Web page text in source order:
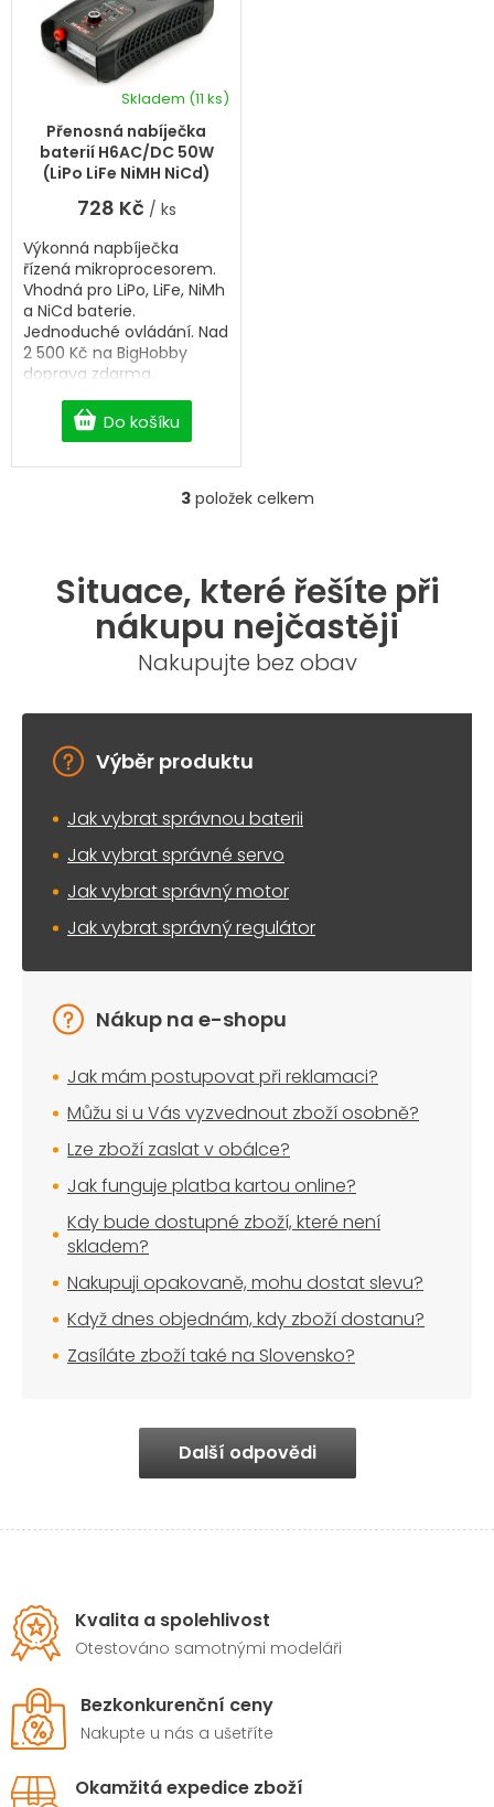
Přenosná nabíječka
baterií H6AC/DC 50W
(LiPo LiFe NiMH NiCd)
Skladem (11 ks)
728 Kč / ks
Do košíku
Výkonná napbíječka
řízená mikroprocesorem.
Vhodná pro LiPo, LiFe, NiMh
a NiCd baterie.
Jednoduché ovládání. Nad
2 500 Kč na BigHobby
doprava zdarma.
O
d
a
c
í
p
v
y
p
s
u
3položek celkem
Situace, které řešíte při
nákupu nejčastěji
Nakupujte bez obav
Výběr produktu
Jak vybrat správnou baterii
Jak vybrat správné servo
Jak vybrat správný motor
Jak vybrat správný regulátor
Nákup na e-shopu
Jak mám postupovat při reklamaci?
Můžu si u Vás vyzvednout zboží osobně?
Lze zboží zaslat v obálce?
Jak funguje platba kartou online?
Kdy bude dostupné zboží, které není
skladem?
Nakupuji opakovaně, mohu dostat slevu?
Když dnes objednám, kdy zboží dostanu?
Zasíláte zboží také na Slovensko?
Další odpovědi
Kvalita a spolehlivost
Otestováno samotnými modeláři
Bezkonkurenční ceny
Nakupte u nás a ušetříte
Okamžitá expedice zboží